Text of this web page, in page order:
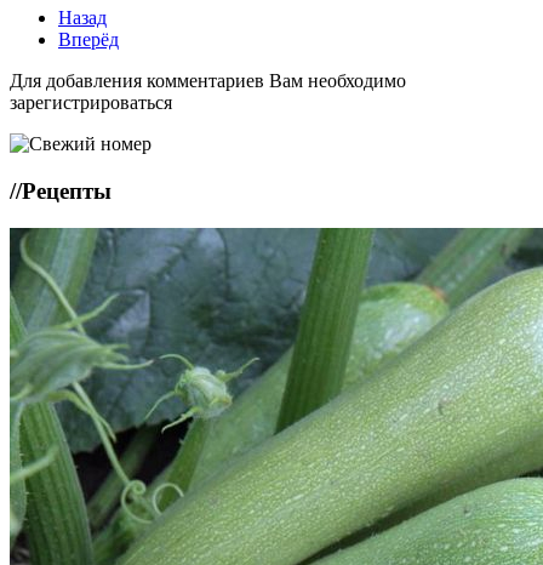
Назад
Вперёд
Для добавления комментариев Вам необходимо
зарегистрироваться
//Рецепты